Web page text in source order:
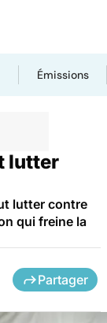
Émissions
lutter
lutter contre
qui freine la
Partager